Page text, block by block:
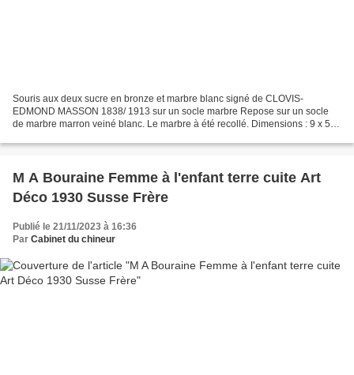
Souris aux deux sucre en bronze et marbre blanc signé de CLOVIS-
EDMOND MASSON 1838/ 1913 sur un socle marbre Repose sur un socle
de marbre marron veiné blanc. Le marbre à été recollé. Dimensions : 9 x 5,7
M A Bouraine Femme à l'enfant terre cuite Art
Déco 1930 Susse Frère
Publié le 21/11/2023 à 16:36
Par Cabinet du chineur